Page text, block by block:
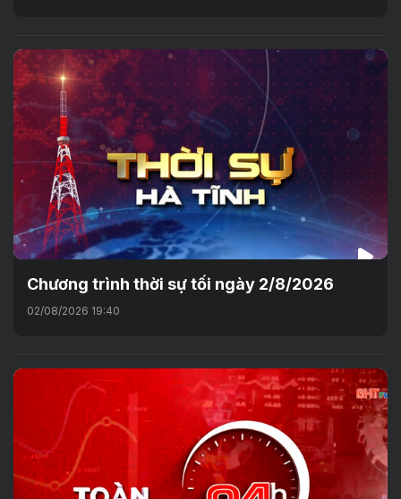
Chương trình thời sự tối ngày 2/8/2026
02/08/2026 19:40